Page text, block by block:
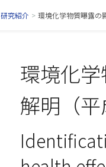
研究紹介 > 環境化学物質曝露の
環境化
解明（平